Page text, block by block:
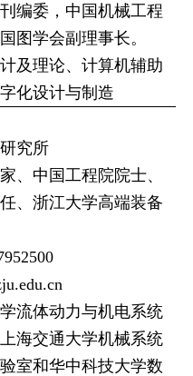
编委，中国机械工程
图学会副理事长。
及理论、计算机辅助
化设计与制造
究所
、中国工程院院士、
、浙江大学高端装备
流体动力与机电系统
海交通大学机械系统
室和华中科技大学数